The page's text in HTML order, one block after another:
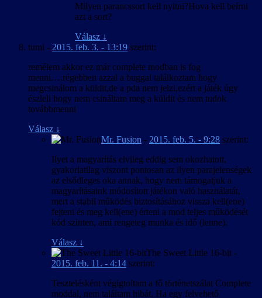
Milyen parancssort kell nyitni?Hova kell beírni
azt a sort?
Válasz ↓
tumi - 2015. feb. 3. - 13:19 szerint:
remélem akkor ez már complete modban is fog
menni….régebben azzal a buggal találkoztam hogy
megcsinálom a küldit,de a pda nem jelzi,ezért a játék úgy
észleli hogy nem csináltam meg a küldit és nem tudok
továbbmenni
Válasz ↓
Mr. Fusion - 2015. feb. 5. - 9:28 szerint:
Ilyet a magyarítás elvileg eddig sem okozhatott,
gyakorlatilag viszont pontosan az ilyen parajelenségek
az elsődleges oka annak, hogy nem támogatjuk a
magyarításaink módosított játékon való használatát,
mert a stabil működés biztosításához vissza kell(ene)
fejteni és meg kell(ene) érteni a mod teljes működését
kód szinten, ami rengeteg munka és idő (lenne).
Válasz ↓
The Sweet Little 16-bit -
2015. feb. 11. - 4:14 szerint:
Tesztelésként végigtoltam a fő történetszálat Complete
moddal, nem találtam hibát. Ha egy felvehető